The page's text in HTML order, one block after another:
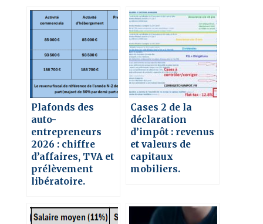
Plafonds des
auto-
entrepreneurs
2026 : chiffre
d’affaires, TVA et
prélèvement
libératoire.
Cases 2 de la
déclaration
d’impôt : revenus
et valeurs de
capitaux
mobiliers.